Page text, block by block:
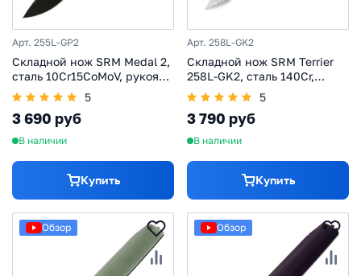
Арт. 255L-GP2
Складной нож SRM Medal 2,
сталь 10Cr15CoMoV, рукоять
G10, (255L-GP2)
5
3 690 руб
В наличии
Купить
Арт. 258L-GK2
Складной нож SRM Terrier
258L-GK2, сталь 140Cr,
рукоять G10, серый
5
3 790 руб
В наличии
Купить
Обзор Обзор